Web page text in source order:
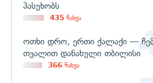
პასუხობს
435 ნახვა
ოთხი დრო, ერთი ქალაქი —
თვალით დანახული თბილისი
366 ნახვა